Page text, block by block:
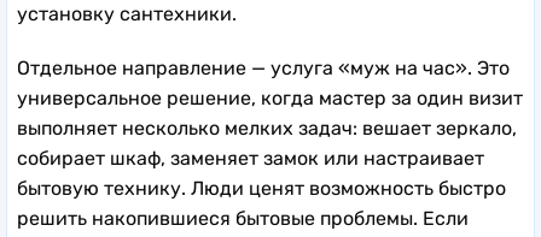
установку сантехники.
Отдельное направление — услуга «муж на час». Это
универсальное решение, когда мастер за один визит
выполняет несколько мелких задач: вешает зеркало,
собирает шкаф, заменяет замок или настраивает
бытовую технику. Люди ценят возможность быстро
решить накопившиеся бытовые проблемы. Если